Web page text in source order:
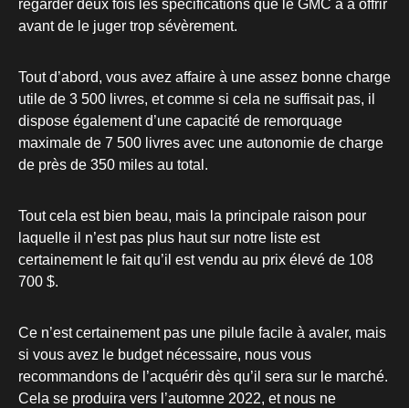
regarder deux fois les spécifications que le GMC a à offrir
avant de le juger trop sévèrement.
Tout d’abord, vous avez affaire à une assez bonne charge
utile de 3 500 livres, et comme si cela ne suffisait pas, il
dispose également d’une capacité de remorquage
maximale de 7 500 livres avec une autonomie de charge
de près de 350 miles au total.
Tout cela est bien beau, mais la principale raison pour
laquelle il n’est pas plus haut sur notre liste est
certainement le fait qu’il est vendu au prix élevé de 108
700 $.
Ce n’est certainement pas une pilule facile à avaler, mais
si vous avez le budget nécessaire, nous vous
recommandons de l’acquérir dès qu’il sera sur le marché.
Cela se produira vers l’automne 2022, et nous ne